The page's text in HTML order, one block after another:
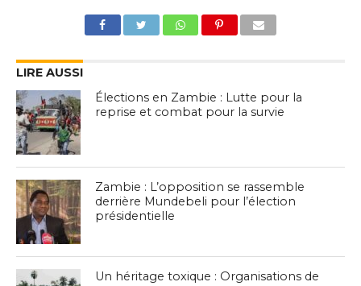
LIRE AUSSI
Élections en Zambie : Lutte pour la
reprise et combat pour la survie
Zambie : L’opposition se rassemble
derrière Mundebeli pour l’élection
présidentielle
Un héritage toxique : Organisations de